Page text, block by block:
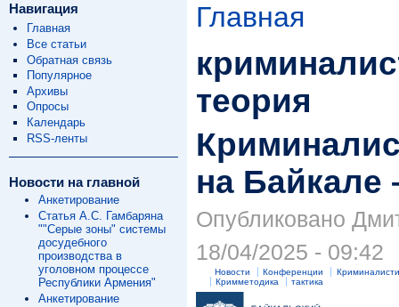
Навигация
Главная
Все статьи
Обратная связь
Популярное
Архивы
Опросы
Календарь
RSS-ленты
Новости на главной
Анкетирование
Статья А.С. Гамбаряна
""Серые зоны" системы
досудебного
производства в
уголовном процессе
Республики Армения"
Анкетирование
Главная
теория
на Байкале
Опубликовано
18/04/2025 - 09:42
Новости Конференции
Кримметодика
тактика